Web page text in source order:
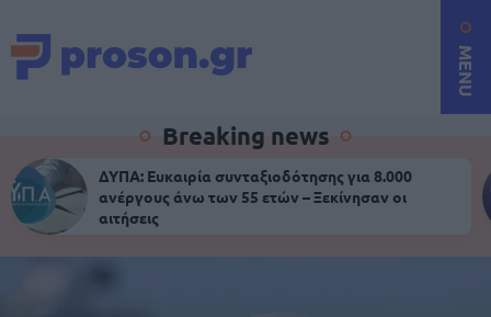
MENU
Breaking news
ΔΥΠΑ: Ευκαιρία συνταξιοδότησης για 8.000
ανέργους άνω των 55 ετών – Ξεκίνησαν οι
αιτήσεις